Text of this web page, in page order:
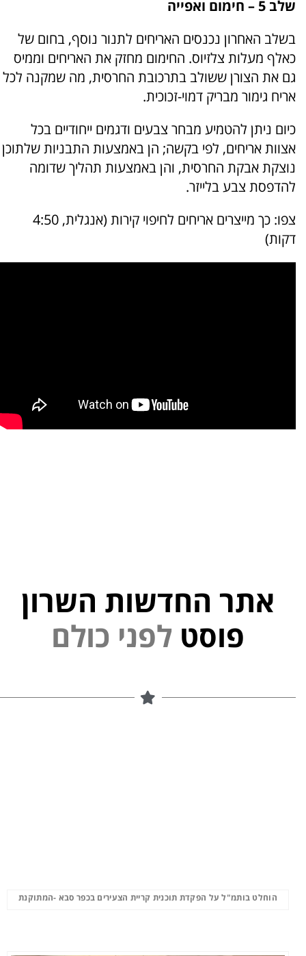
שלב 5 – חימום ואפייה
בשלב האחרון נכנסים האריחים לתנור נוסף, בחום של
כאלף מעלות צלזיוס. החימום מחזק את האריחים וממיס
גם את הצורן ששולב בתרכובת החרסית, מה שמקנה לכל
אריח גימור מבריק דמוי-זכוכית.
כיום ניתן להטמיע מבחר צבעים ודגמים ייחודיים בכל
אצוות אריחים, לפי בקשה; הן באמצעות התבניות שלתוכן
נוצקת אבקת החרסית, והן באמצעות תהליך שדומה
להדפסת צבע בלייזר.
צפו: כך מייצרים אריחים לחיפוי קירות (אנגלית, 4:50
דקות)
אתר החדשות השרון
פוסט
ם
הוחלט בותמ"ל על הפקדת תוכנית קריית הצעירים בכפר סבא -המתוקנת